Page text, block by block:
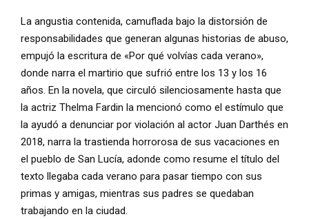
La angustia contenida, camuflada bajo la distorsión de
responsabilidades que generan algunas historias de abuso,
empujó la escritura de «Por qué volvías cada verano»,
donde narra el martirio que sufrió entre los 13 y los 16
años. En la novela, que circuló silenciosamente hasta que
la actriz Thelma Fardin la mencionó como el estímulo que
la ayudó a denunciar por violación al actor Juan Darthés en
2018, narra la trastienda horrorosa de sus vacaciones en
el pueblo de San Lucía, adonde como resume el título del
texto llegaba cada verano para pasar tiempo con sus
primas y amigas, mientras sus padres se quedaban
trabajando en la ciudad.